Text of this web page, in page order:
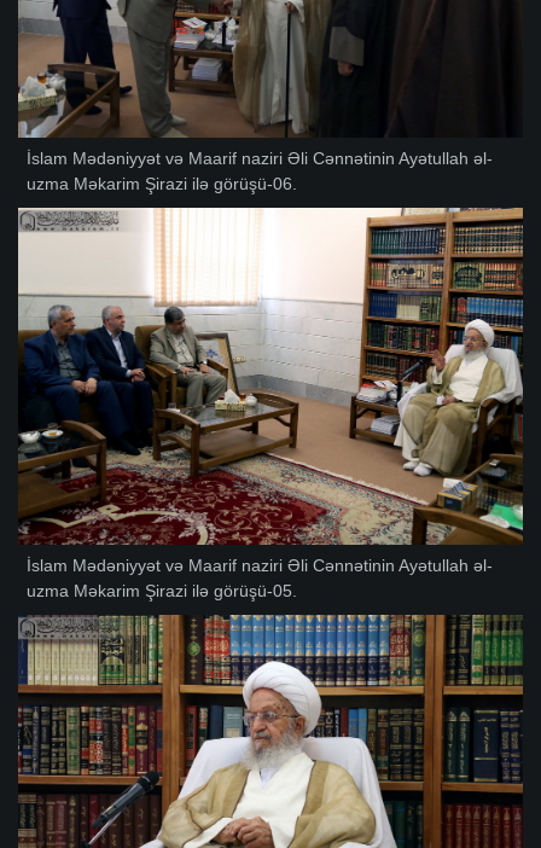
İslam Mədəniyyət və Maarif naziri Əli Cənnətinin Ayətullah əl-
uzma Məkarim Şirazi ilə görüşü-06.
İslam Mədəniyyət və Maarif naziri Əli Cənnətinin Ayətullah əl-
uzma Məkarim Şirazi ilə görüşü-05.